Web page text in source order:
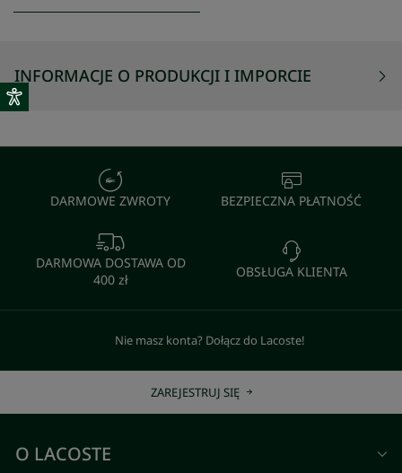
INFORMACJE O PRODUKCJI I IMPORCIE
DARMOWE ZWROTY BEZPIECZNA PŁATNOŚĆ
DARMOWA DOSTAWA OD
400 zł
OBSŁUGA KLIENTA
Nie masz konta? Dołącz do Lacoste!
ZAREJESTRUJ SIĘ
O LACOSTE